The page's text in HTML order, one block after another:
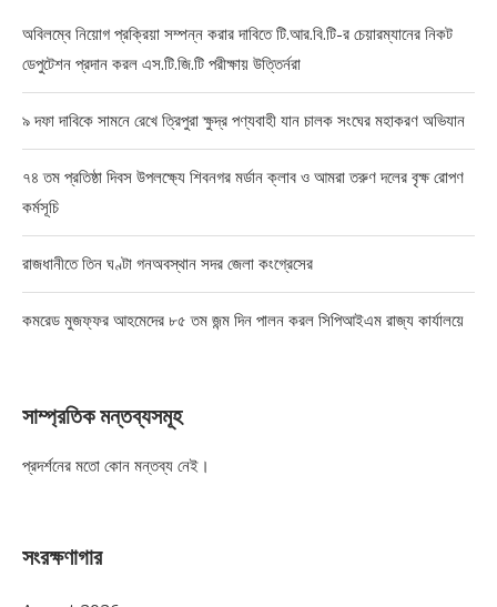
অবিলম্বে নিয়োগ প্রক্রিয়া সম্পন্ন করার দাবিতে টি.আর.বি.টি-র চেয়ারম্যানের নিকট
ডেপুটেশন প্রদান করল এস.টি.জি.টি পরীক্ষায় উত্তির্নরা
৯ দফা দাবিকে সামনে রেখে ত্রিপুরা ক্ষুদ্র পণ্যবাহী যান চালক সংঘের মহাকরণ অভিযান
৭৪ তম প্রতিষ্ঠা দিবস উপলক্ষ্যে শিবনগর মর্ডান ক্লাব ও আমরা তরুণ দলের বৃক্ষ রোপণ
কর্মসূচি
রাজধানীতে তিন ঘণ্টা গনঅবস্থান সদর জেলা কংগ্রেসের
কমরেড মুজফ্ফর আহমেদের ৮৫ তম জন্ম দিন পালন করল সিপিআইএম রাজ্য কার্যালয়ে
সাম্প্রতিক মন্তব্যসমূহ
প্রদর্শনের মতো কোন মন্তব্য নেই।
সংরক্ষণাগার